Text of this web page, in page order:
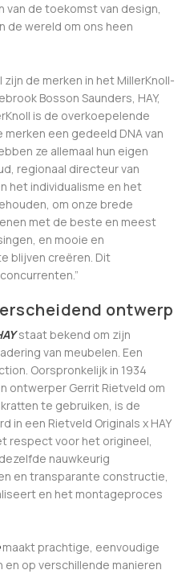
van de toekomst van design,
de wereld om ons heen
zijn de merken in het MillerKnoll-
Bosson Saunders, HAY,
is de overkoepelende
een gedeeld DNA van
ze allemaal hun eigen
regionaal directeur van
het individualisme en het
om onze brede
met de beste en meest
en mooie en
blijven creëren. Dit
ontwerp
staat bekend om zijn
van meubelen. Een
Oorspronkelijk in 1934
ontwerper Gerrit Rietveld om
te gebruiken, is de
in een Rietveld Originals x HAY
respect voor het origineel,
nauwkeurig
en transparante constructie,
en het montageproces
maakt prachtige, eenvoudige
en op verschillende manieren